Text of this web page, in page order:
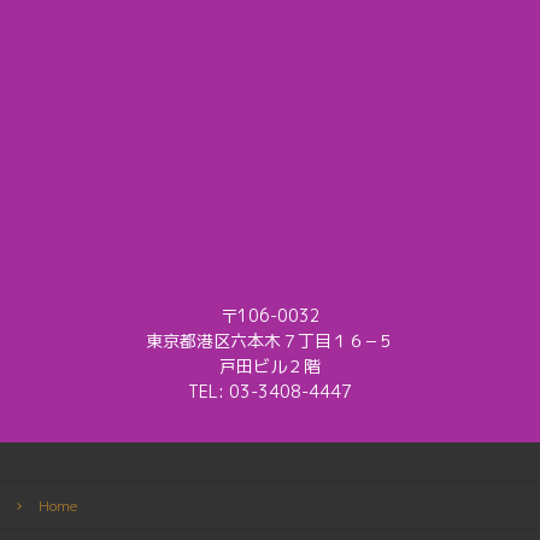
〒106-0032
東京都港区六本木７丁目１６−５
戸田ビル２階
TEL: 03-3408-4447
Home